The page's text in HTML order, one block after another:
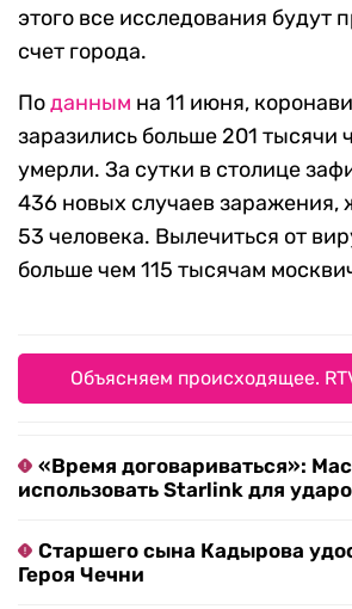
этого все исследования будут
счет города.
Поданным на 11 июня,
заразились больше 201 тысячи
умерли. За сутки в столице
436 новых случаев заражения,
53 человека. Вылечиться от
больше чем 115 тысячам
Объясняем происходящее.
«Время договариваться»:
использовать Starlink для
Старшего сына Кадырова
Героя Чечни